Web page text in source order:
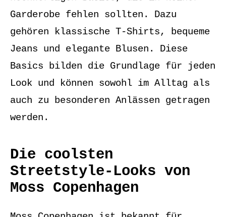
Garderobe fehlen sollten. Dazu
gehören klassische T-Shirts, bequeme
Jeans und elegante Blusen. Diese
Basics bilden die Grundlage für jeden
Look und können sowohl im Alltag als
auch zu besonderen Anlässen getragen
werden.
Die coolsten
Streetstyle-Looks von
Moss Copenhagen